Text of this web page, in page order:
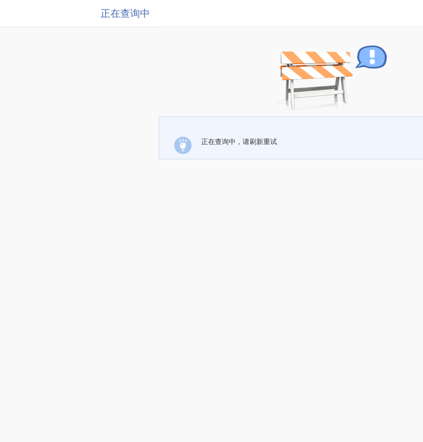
正在查询中
正在查询中，请刷新重试